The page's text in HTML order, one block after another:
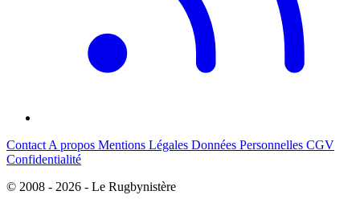
Contact A propos Mentions Légales Données Personnelles CGV
Confidentialité
© 2008 - 2026 - Le Rugbynistère